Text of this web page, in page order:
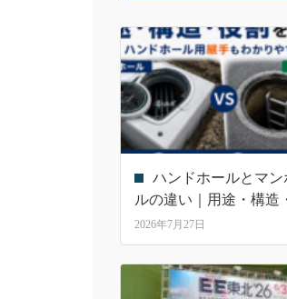
ハンドホールとマン
ルの違い｜用途・構造
割を比較！ハンドホー
継手も解説
2026年7月27日